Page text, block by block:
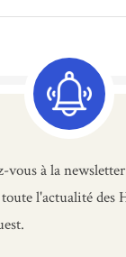
vous à la
l'actualité des